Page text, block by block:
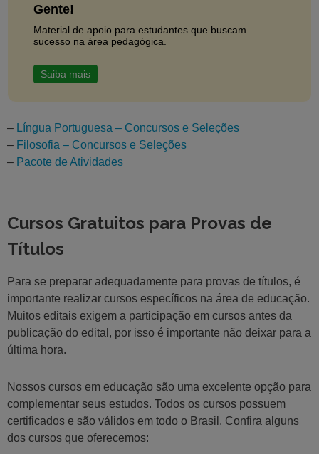
Gente!
Material de apoio para estudantes que buscam
sucesso na área pedagógica.
Saiba mais
– Língua Portuguesa – Concursos e Seleções
– Filosofia – Concursos e Seleções
– Pacote de Atividades
Cursos Gratuitos para Provas de
Títulos
Para se preparar adequadamente para provas de títulos, é
importante realizar cursos específicos na área de educação.
Muitos editais exigem a participação em cursos antes da
publicação do edital, por isso é importante não deixar para a
última hora.
Nossos cursos em educação são uma excelente opção para
complementar seus estudos. Todos os cursos possuem
certificados e são válidos em todo o Brasil. Confira alguns
dos cursos que oferecemos: